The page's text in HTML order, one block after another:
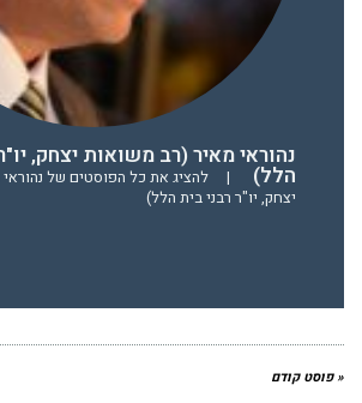
נהוראי מאיר (רב משואות יצחק,
הלל) |
להציג את כל הפוסטים של
יצחק, יו"ר רבני בית הלל)
« פוסט קודם